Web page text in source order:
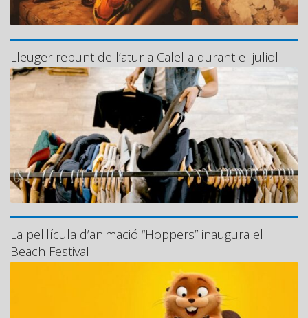
Lleuger repunt de l’atur a Calella durant el juliol
La pel·lícula d’animació “Hoppers” inaugura el
Beach Festival